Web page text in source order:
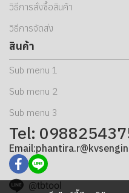
วิธีการสั่งซื้อสินค้า
วิธีการจัดส่ง
สินค้า
Sub menu 1
Sub menu 2
Sub menu 3
Tel:
@tbtool